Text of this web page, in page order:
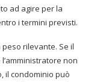
ad agire per la
i termini previsti.
rilevante. Se il
non
il condominio può